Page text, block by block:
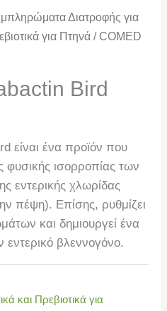
Διατροφής για
για Πτηνά / COMED
Bird
είναι ένα προϊόν που
φυσικής ισορροπίας των
εντερικής χλωρίδας
πέψη). Επίσης, ρυθμίζει
και δημιουργεί ένα
εντερικό βλεννογόνο.
και Πρεβιοτικά για